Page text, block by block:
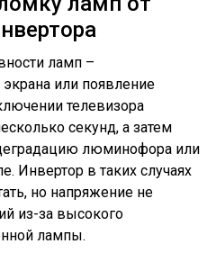
ламп –
или появление
телевизора
секунд, а затем
люминофора или
Инвертор в таких случаях
но напряжение не
из-за высокого
лампы.